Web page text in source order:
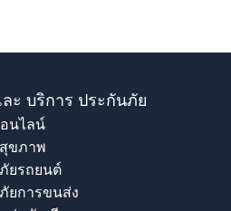
ะ บริการ ประกันภัย
นไลน์
ขภาพ
ยรถยนต์
ยการขนส่ง